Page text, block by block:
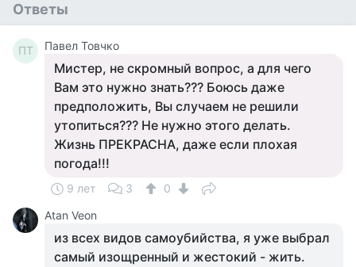
Ответы
ПТ Павел Товчко
Мистер, не скромный вопрос, а для чего
Вам это нужно знать??? Боюсь даже
предположить, Вы случаем не решили
утопиться??? Не нужно этого делать.
Жизнь ПРЕКРАСНА, даже если плохая
погода!!!
9 лет 3
0
Atan Veon
из всех видов самоубийства, я уже выбрал
самый изощренный и жестокий - жить.